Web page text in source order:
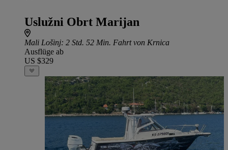
Uslužni Obrt Marijan
Mali Lošinj: 2 Std. 52 Min. Fahrt von Krnica
Ausflüge ab
US $329